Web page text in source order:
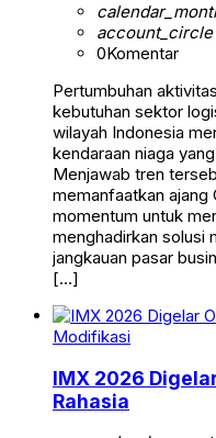
account_circle
0Komentar
Pertumbuhan
kebutuhan sektor
wilayah Indonesia
kendaraan niaga
Menjawab tren
memanfaatkan ajang
momentum untuk
menghadirkan solusi
jangkauan pasar
[…]
Modifikasi
IMX 2026
Rahasia